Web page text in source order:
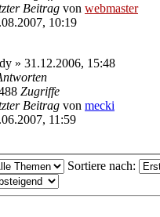
Beitrag von webmaster
10:19
» 31.12.2006, 15:48
Zugriffe
Beitrag von mecki
11:59
Sortiere nach: